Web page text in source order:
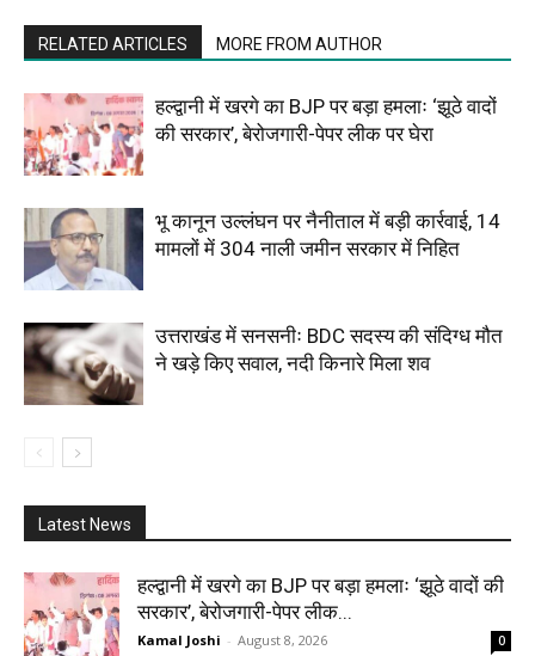
RELATED ARTICLES MORE FROM AUTHOR
हल्द्वानी में खरगे का BJP पर बड़ा हमलाः ‘झूठे वादों
की सरकार’, बेरोजगारी-पेपर लीक पर घेरा
भू कानून उल्लंघन पर नैनीताल में बड़ी कार्रवाई, 14
मामलों में 304 नाली जमीन सरकार में निहित
उत्तराखंड में सनसनीः BDC सदस्य की संदिग्ध मौत
ने खड़े किए सवाल, नदी किनारे मिला शव
Latest News
हल्द्वानी में खरगे का BJP पर बड़ा हमलाः ‘झूठे वादों की
सरकार’, बेरोजगारी-पेपर लीक...
Kamal Joshi - August 8, 2026 0